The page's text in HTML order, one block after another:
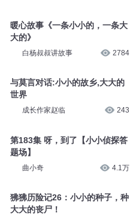
暖心故事《一条小小的，一条大
大的》
白杨叔叔讲故事 2784
与莫言对话:小小的故乡,大大的
世界
成长作家赵临 243
第183集 呀，到了【小小侦探答
题场】
曲小奇 4.1万
狒狒历险记26：小小的种子，种
大大的丧尸！